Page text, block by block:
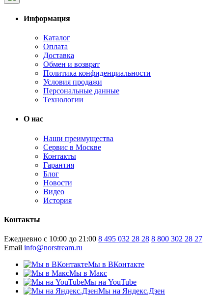
Информация
Каталог
Оплата
Доставка
Обмен и возврат
Политика конфиденциальности
Условия продажи
Персональные данные
Технологии
О нас
Наши преимущества
Сервис в Москве
Контакты
Гарантия
Блог
Новости
Видео
История
Контакты
Ежедневно с 10:00 до 21:00 8 495 032 28 28 8 800 302 28 27
Email info@norstream.ru
Мы в ВКонтакте
Мы в Макс
Мы на YouTube
Мы на Яндекс.Дзен